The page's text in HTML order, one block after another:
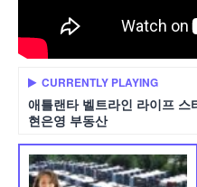
CURRENTLY PLAYING
애틀랜타 벨트라인 라이프 스
현은영 부동산